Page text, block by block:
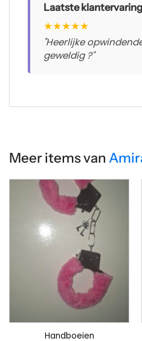
Laatste
★★★★★
"Heerlijke
geweldig ?"
Meer items van
Handboeien